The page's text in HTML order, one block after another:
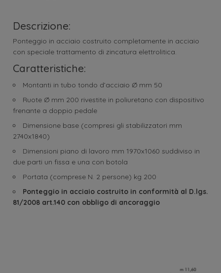
Descrizione:
Ponteggio in acciaio costruito completamente in acciaio
con speciale trattamento di zincatura elettrolitica.
Caratteristiche:
Montanti in tubo tondo d’acciaio Ø mm 50
Ruote Ø mm 200 rivestite in poliuretano con dispositivo
frenante a doppio pedale
Dimensione base (compresi gli stabilizzatori mm
2740x1840)
Dimensioni piano di lavoro mm 1970x1060 suddiviso in
due parti un fissa e una con botola
Portata (comprese N. 2 persone) kg 200
Ponteggio in acciaio costruito in conformità al D.lgs.
81/2008 art.140 con obbligo di ancoraggio